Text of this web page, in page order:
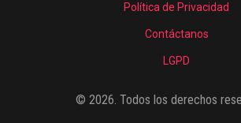
Política de Privacidad
Contáctanos
LGPD
© 2026. Todos los derechos